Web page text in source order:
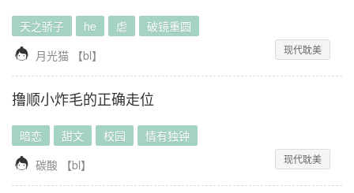
天之骄子 he 虐 破镜重圆
 月光猫 【bl】 现代耽美
撸顺小炸毛的正确走位
暗恋 甜文 校园 情有独钟
 碳酸 【bl】 现代耽美